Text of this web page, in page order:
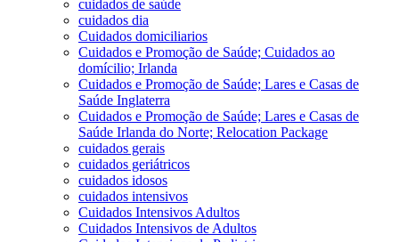
cuidados de saúde
cuidados dia
Cuidados domiciliarios
Cuidados e Promoção de Saúde; Cuidados ao
domícilio; Irlanda
Cuidados e Promoção de Saúde; Lares e Casas de
Saúde Inglaterra
Cuidados e Promoção de Saúde; Lares e Casas de
Saúde Irlanda do Norte; Relocation Package
cuidados gerais
cuidados geriátricos
cuidados idosos
cuidados intensivos
Cuidados Intensivos Adultos
Cuidados Intensivos de Adultos